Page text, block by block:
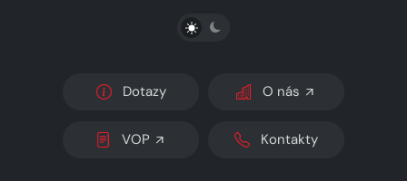
PŘEPNOUT SVĚTLÝ/TMAVÝ REŽIM
Dotazy O nás
VOP Kontakty